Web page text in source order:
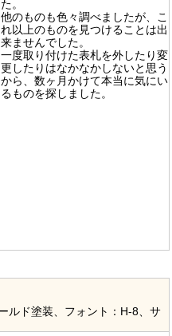
た。
他のものも色々調べましたが、こ
れ以上のものを見つけることは出
来ませんでした。
一度取り付けた表札を外したり変
更したりはなかなかしないと思う
から、数ヶ月かけて本当に気にい
るものを探しました。
ルド塗装、フォント：H-8、サ